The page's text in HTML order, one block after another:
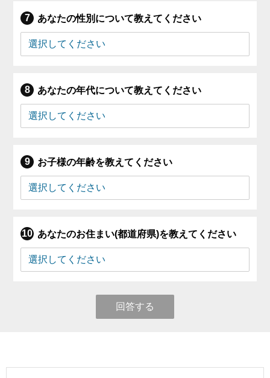
あなたの性別について教えてください
あなたの年代について教えてください
お子様の年齢を教えてください
あなたのお住まい(都道府県)を教えてください
回答する